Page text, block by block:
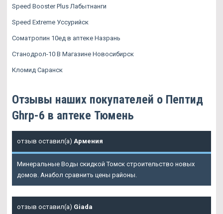
Speed Booster Plus Лабытнанги
Speed Extreme Уссурийск
Cоматропин 10ед в аптеке Назрань
Станодрол-10 В Магазине Новосибирск
Кломид Саранск
Отзывы наших покупателей о Пептид
Ghrp-6 в аптеке Тюмень
отзыв оставил(а) Армения
Минеральные Воды скидкой Томск строительство новых
домов. Анабол сравнить цены районы.
отзыв оставил(а) Giada